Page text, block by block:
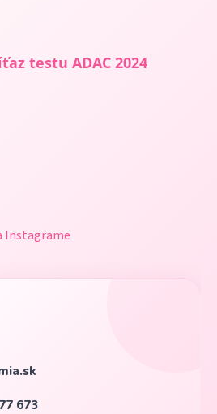
testu ADAC 2024
Instagrame
673